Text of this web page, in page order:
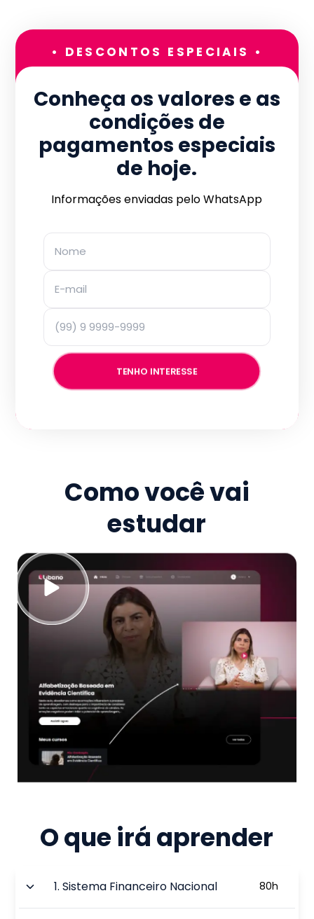
• DESCONTOS ESPECIAIS •
Conheça os valores e as
condições de
pagamentos especiais
de hoje.
Informações enviadas pelo WhatsApp
TENHO INTERESSE
Como você vai
estudar
O que irá aprender
1.Sistema Financeiro Nacional 80h